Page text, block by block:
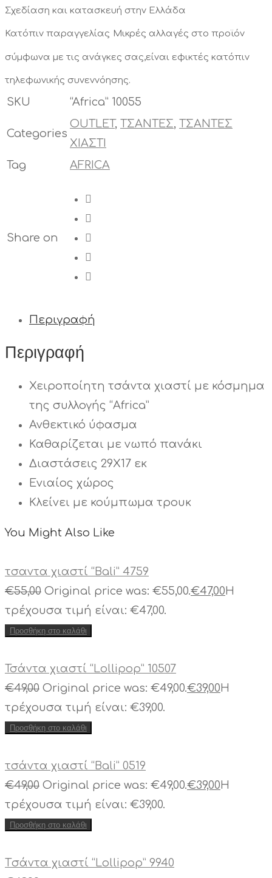
Σχεδίαση και κατασκευή στην Ελλάδα
Κατόπιν παραγγελίας Μικρές αλλαγές στο προϊόν
σύμφωνα με τις ανάγκες σας,είναι εφικτές κατόπιν
τηλεφωνικής συνεννόησης.
SKU “Africa” 10055
Categories
OUTLET, ΤΣΑΝΤΕΣ, ΤΣΑΝΤΕΣ
ΧΙΑΣΤΙ
Tag
AFRICA
Share on
Περιγραφή
Περιγραφή
Χειροποίητη τσάντα χιαστί με κόσμημα
της συλλογής “Africa”
Ανθεκτικό ύφασμα
Καθαρίζεται με νωπό πανάκι
Διαστάσεις 29Χ17 εκ
Ενιαίος χώρος
Κλείνει με κούμπωμα τρουκ
You Might Also Like
τσαντα χιαστί “Bali” 4759
€55,00 Original price was: €55,00.€47,00 Η
τρέχουσα τιμή είναι: €47,00.
Προσθήκη στο καλάθι
Τσάντα χιαστί “Lollipop” 10507
€49,00 Original price was: €49,00.€39,00 Η
τρέχουσα τιμή είναι: €39,00.
Προσθήκη στο καλάθι
τσάντα χιαστί “Bali” 0519
€49,00 Original price was: €49,00.€39,00 Η
τρέχουσα τιμή είναι: €39,00.
Προσθήκη στο καλάθι
Tσάντα χιαστί “Lollipop” 9940